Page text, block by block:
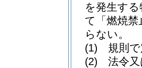
を発生す
て「燃焼
らない。
(1)
規則
(2)
法令